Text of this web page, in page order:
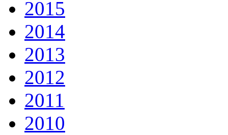
2015
2014
2013
2012
2011
2010